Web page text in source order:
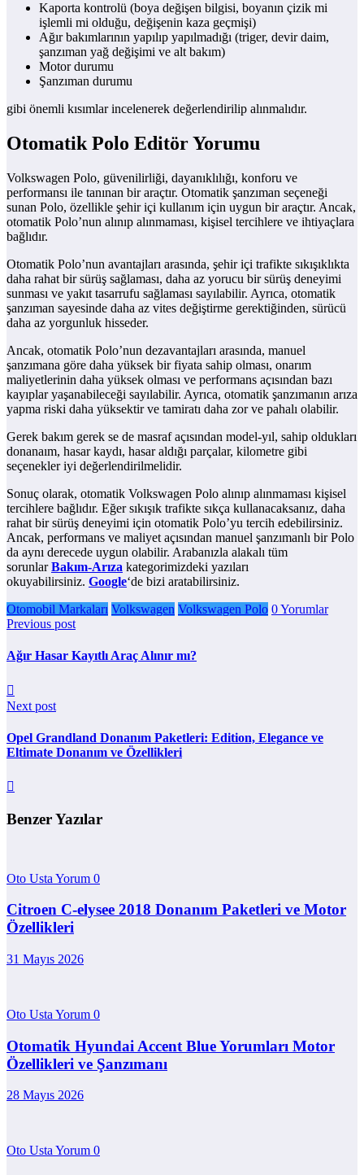
Kaporta kontrolü (boya değişen bilgisi, boyanın çizik mi
işlemli mi olduğu, değişenin kaza geçmişi)
Ağır bakımlarının yapılıp yapılmadığı (triger, devir daim,
şanzıman yağ değişimi ve alt bakım)
Motor durumu
Şanzıman durumu
gibi önemli kısımlar incelenerek değerlendirilip alınmalıdır.
Otomatik Polo Editör Yorumu
Volkswagen Polo, güvenilirliği, dayanıklılığı, konforu ve
performansı ile tanınan bir araçtır. Otomatik şanzıman seçeneği
sunan Polo, özellikle şehir içi kullanım için uygun bir araçtır. Ancak,
otomatik Polo’nun alınıp alınmaması, kişisel tercihlere ve ihtiyaçlara
bağlıdır.
Otomatik Polo’nun avantajları arasında, şehir içi trafikte sıkışıklıkta
daha rahat bir sürüş sağlaması, daha az yorucu bir sürüş deneyimi
sunması ve yakıt tasarrufu sağlaması sayılabilir. Ayrıca, otomatik
şanzıman sayesinde daha az vites değiştirme gerektiğinden, sürücü
daha az yorgunluk hisseder.
Ancak, otomatik Polo’nun dezavantajları arasında, manuel
şanzımana göre daha yüksek bir fiyata sahip olması, onarım
maliyetlerinin daha yüksek olması ve performans açısından bazı
kayıplar yaşanabileceği sayılabilir. Ayrıca, otomatik şanzımanın arıza
yapma riski daha yüksektir ve tamiratı daha zor ve pahalı olabilir.
Gerek bakım gerek se de masraf açısından model-yıl, sahip oldukları
donanaım, hasar kaydı, hasar aldığı parçalar, kilometre gibi
seçenekler iyi değerlendirilmelidir.
Sonuç olarak, otomatik Volkswagen Polo alınıp alınmaması kişisel
tercihlere bağlıdır. Eğer sıkışık trafikte sıkça kullanacaksanız, daha
rahat bir sürüş deneyimi için otomatik Polo’yu tercih edebilirsiniz.
Ancak, performans ve maliyet açısından manuel şanzımanlı bir Polo
da aynı derecede uygun olabilir. Arabanızla alakalı tüm
sorunlarBakım-Arıza kategorimizdeki yazıları
okuyabilirsiniz. Google‘de bizi aratabilirsiniz.
Otomobil Markaları Volkswagen Volkswagen Polo 0 Yorumlar
Previous post
Ağır Hasar Kayıtlı Araç Alınır mı?
Next post
Opel Grandland Donanım Paketleri: Edition, Elegance ve
Eltimate Donanım ve Özellikleri
Benzer Yazılar
Oto Usta Yorum 0
Citroen C-elysee 2018 Donanım Paketleri ve Motor
Özellikleri
31 Mayıs 2026
Oto Usta Yorum 0
Otomatik Hyundai Accent Blue Yorumları Motor
Özellikleri ve Şanzımanı
28 Mayıs 2026
Oto Usta Yorum 0